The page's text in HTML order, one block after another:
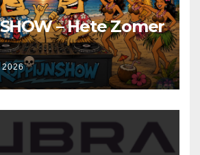
– Hete Zomer
2026